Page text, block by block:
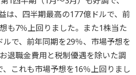
は、四半期最高の177億ドルで、前
も7％上回りました。また1株当た
ルで、前年同期を29％、市場予想を
退職金費用と税制優遇を除いた調
、これも市場予想を16％上回りまし